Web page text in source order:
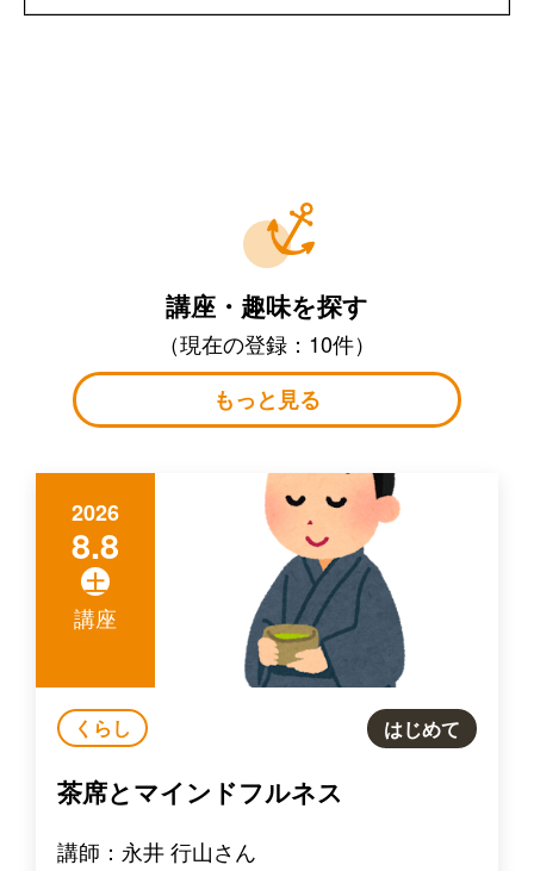
講座・趣味を探す
（現在の登録：10件）
もっと見る
2026
8.8
土
講座
くらし はじめて
茶席とマインドフルネス
講師：永井 行山さん